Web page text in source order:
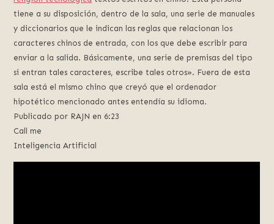
tiene a su disposición, dentro de la sala, una serie de manuales
y diccionarios que le indican las reglas que relacionan los
caracteres chinos de entrada, con los que debe escribir para
enviar a la salida. Básicamente, una serie de premisas del tipo
si entran tales caracteres, escribe tales otros». Fuera de esta
sala está el mismo chino que creyó que el ordenador
hipotético mencionado antes entendía su idioma.
Publicado por RAJN en 6:23
Call me
Inteligencia Artificial